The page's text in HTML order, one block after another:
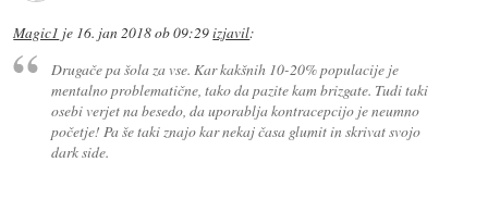
Magic1 je 16. jan 2018 ob 09:29izjavil:
Drugače pa šola za vse. Kar kakšnih 10-20% populacije je
mentalno problematične, tako da pazite kam brizgate. Tudi taki
osebi verjet na besedo, da uporablja kontracepcijo je neumno
početje! Pa še taki znajo kar nekaj časa glumit in skrivat svojo
dark side.